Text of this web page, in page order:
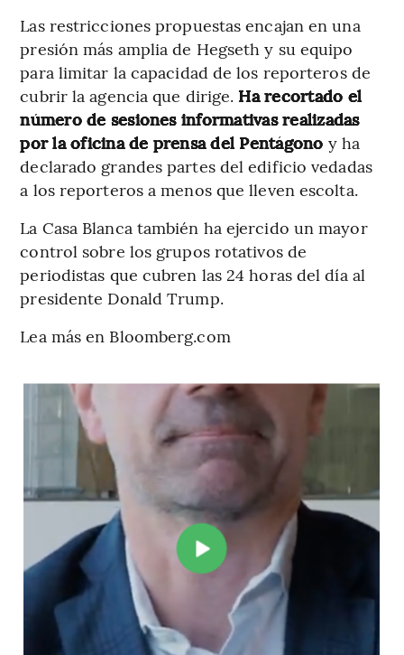
Las restricciones propuestas encajan en una
presión más amplia de Hegseth y su equipo
para limitar la capacidad de los reporteros de
cubrir la agencia que dirige. Ha recortado el
número de sesiones informativas realizadas
por la oficina de prensa del Pentágono y ha
declarado grandes partes del edificio vedadas
a los reporteros a menos que lleven escolta.
La Casa Blanca también ha ejercido un mayor
control sobre los grupos rotativos de
periodistas que cubren las 24 horas del día al
presidente Donald Trump.
Lea más en Bloomberg.com